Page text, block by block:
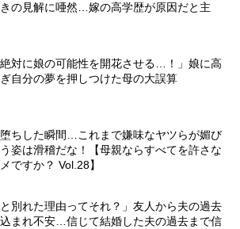
の見解に唖然…嫁の高学歴が原因だと主
絶対に娘の可能性を開花させる…！」娘に高
自分の夢を押しつけた母の大誤算
ちした瞬間…これまで嫌味なヤツらが媚び
姿は滑稽だな！【母親ならすべてを許さな
ですか？ Vol.28】
と別れた理由ってそれ？」友人から夫の過去
まれ不安…信じて結婚した夫の過去まで信